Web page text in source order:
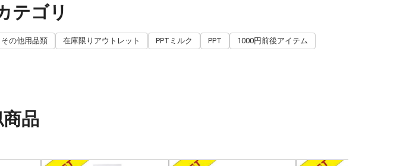
テゴリ
その他用品類 在庫限りアウトレット PPTミルク PPT 1000円前後アイテム
品